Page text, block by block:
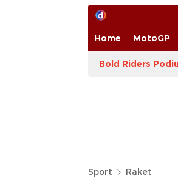
Home MotoGP
Bold Riders
Sport Raket